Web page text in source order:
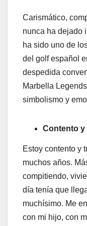
Carismático,
nunca ha dejado
ha sido uno de
del golf español
despedida
Marbella
simbolismo y
Contento
Estoy contento y
muchos años.
compitiendo,
día tenía que
muchísimo. Me
con mi hijo, con